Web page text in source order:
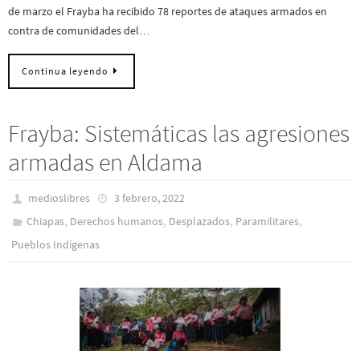
de marzo el Frayba ha recibido 78 reportes de ataques armados en
contra de comunidades del…
Continua leyendo
Frayba: Sistemáticas las agresiones
armadas en Aldama
medioslibres
3 febrero, 2022
Chiapas, Derechos humanos, Desplazados, Paramilitares,
Pueblos Indí­genas